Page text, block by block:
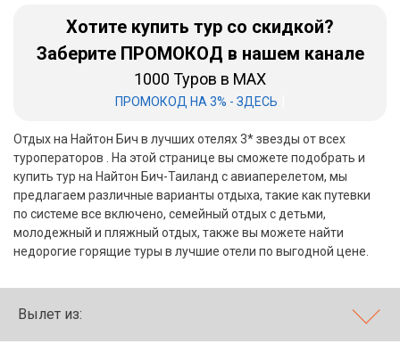
Хотите купить тур со скидкой?
Заберите ПРОМОКОД в нашем канале
1000 Туров в MAX
ПРОМОКОД НА 3% - ЗДЕСЬ
Отдых на Найтон Бич в лучших отелях 3* звезды от всех
туроператоров . На этой странице вы сможете подобрать и
купить тур на Найтон Бич-Таиланд с авиаперелетом, мы
предлагаем различные варианты отдыха, такие как путевки
по системе все включено, семейный отдых с детьми,
молодежный и пляжный отдых, также вы можете найти
недорогие горящие туры в лучшие отели по выгодной цене.
Вылет из:
Хайнань
Занзибар
Абхазия
Большой Сочи
Кав Мин Воды
Экскурсионные туры